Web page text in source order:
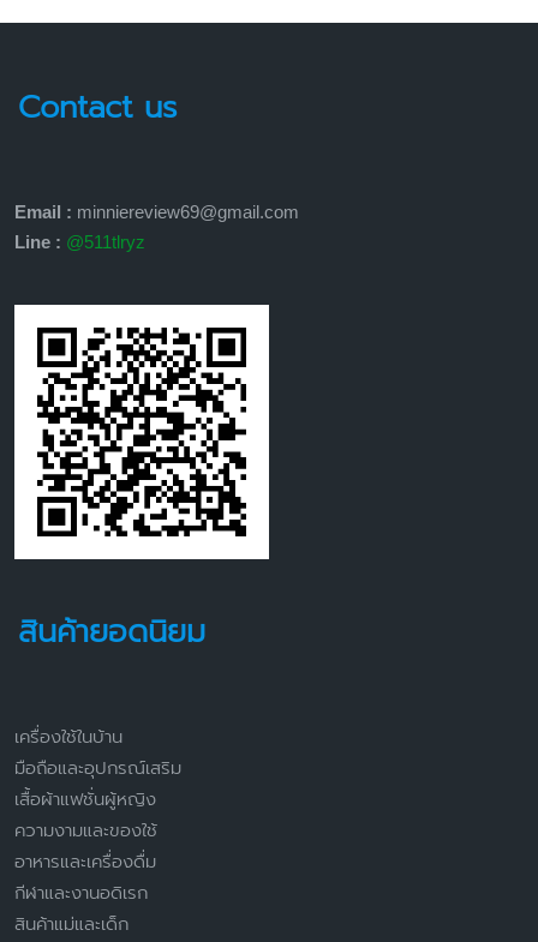
Contact us
Email : minniereview69@gmail.com
Line : @511tlryz
สินค้ายอดนิยม
เครื่องใช้ในบ้าน
มือถือและอุปกรณ์เสริม
เสื้อผ้าแฟชั่นผู้หญิง
ความงามและของใช้
อาหารและเครื่องดื่ม
กีฬาและงานอดิเรก
สินค้าแม่และเด็ก